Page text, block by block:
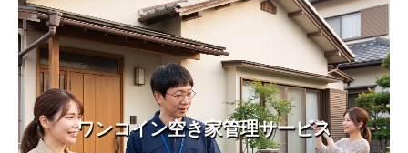
ワンコイン空き家管理サービス